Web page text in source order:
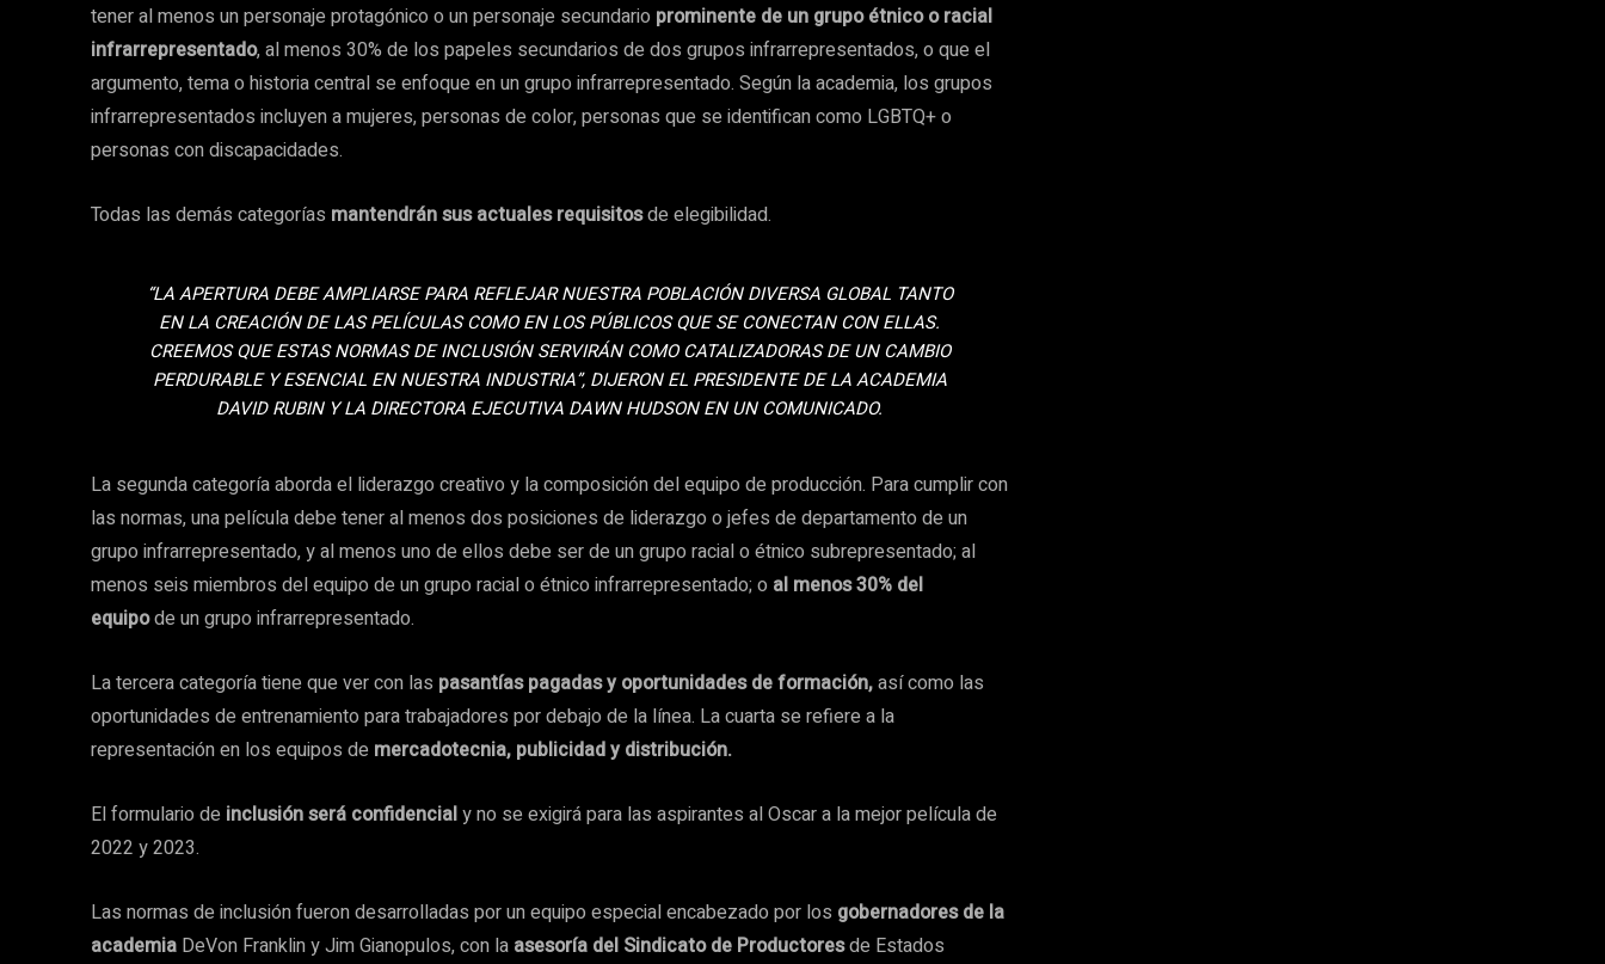
tener al menos un personaje protagónico o un personaje secundario prominente de un grupo étnico o racial
infrarrepresentado, al menos 30% de los papeles secundarios de dos grupos infrarrepresentados, o que el
argumento, tema o historia central se enfoque en un grupo infrarrepresentado. Según la academia, los grupos
infrarrepresentados incluyen a mujeres, personas de color, personas que se identifican como LGBTQ+ o
personas con discapacidades.
Todas las demás categorías mantendrán sus actuales requisitosde elegibilidad.
“LA APERTURA DEBE AMPLIARSE PARA REFLEJAR NUESTRA POBLACIÓN DIVERSA GLOBAL TANTO
EN LA CREACIÓN DE LAS PELÍCULAS COMO EN LOS PÚBLICOS QUE SE CONECTAN CON ELLAS.
CREEMOS QUE ESTAS NORMAS DE INCLUSIÓN SERVIRÁN COMO CATALIZADORAS DE UN CAMBIO
PERDURABLE Y ESENCIAL EN NUESTRA INDUSTRIA”, DIJERON EL PRESIDENTE DE LA ACADEMIA
DAVID RUBIN Y LA DIRECTORA EJECUTIVA DAWN HUDSON EN UN COMUNICADO.
La segunda categoría aborda el liderazgo creativo y la composición del equipo de producción. Para cumplir con
las normas, una película debe tener al menos dos posiciones de liderazgo o jefes de departamento de un
grupo infrarrepresentado, y al menos uno de ellos debe ser de un grupo racial o étnico subrepresentado; al
menos seis miembros del equipo de un grupo racial o étnico infrarrepresentado; o al menos 30% del
equipode un grupo infrarrepresentado.
La tercera categoría tiene que ver con las pasantías pagadas y oportunidades de formación,así como las
oportunidades de entrenamiento para trabajadores por debajo de la línea. La cuarta se refiere a la
representación en los equipos de mercadotecnia, publicidad y distribución.
El formulario de inclusión será confidencialy no se exigirá para las aspirantes al Oscar a la mejor película de
2022 y 2023.
Las normas de inclusión fueron desarrolladas por un equipo especial encabezado por los gobernadores de la
academia DeVon Franklin y Jim Gianopulos, con la asesoría del Sindicato de Productoresde Estados